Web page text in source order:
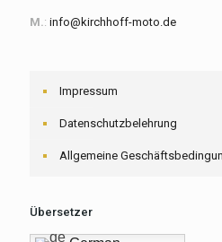
M.: info@kirchhoff-moto.de
Impressum
Datenschutzbelehrung
Allgemeine
Übersetzer